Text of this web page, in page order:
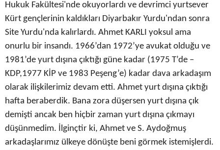
Hukuk Fakültesi'nde okuyorlardı ve devrimci yurtsever
Kürt gençlerinin kaldıkları Diyarbakır Yurdu'ndan sonra
Site Yurdu'nda kalırlardı. Ahmet KARLI yoksul ama
onurlu bir insandı. 1966’dan 1972’ye avukat olduğu ve
1981’de yurt dışına çıktığı güne kadar (1975 T’de –
KDP,1977 KİP ve 1983 Peşeng’e) kadar dava arkadaşım
olarak ilişkilerimiz devam etti. Ahmet yurt dışına çıktığı
hafta beraberdik. Bana zora düşersen yurt dışına çık
demişti ancak ben hiçbir zaman yurt dışına çıkmayı
düşünmedim. İlginçtir ki, Ahmet ve S. Aydoğmuş
arkadaşlarımız ülkeye dönüşte beni görmek istemişlerdi.